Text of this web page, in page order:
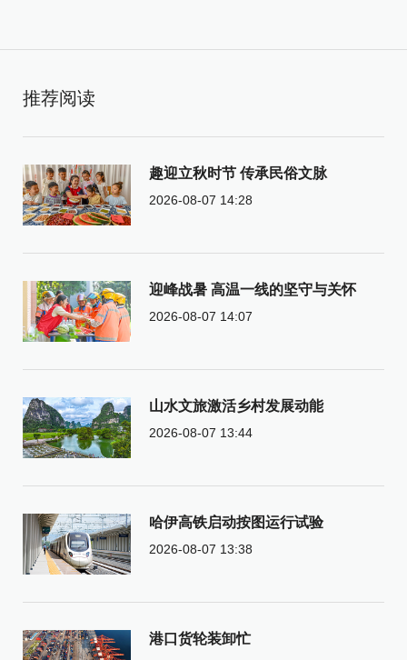
推荐阅读
趣迎立秋时节 传承民俗文脉
2026-08-07 14:28
迎峰战暑 高温一线的坚守与关怀
2026-08-07 14:07
山水文旅激活乡村发展动能
2026-08-07 13:44
哈伊高铁启动按图运行试验
2026-08-07 13:38
港口货轮装卸忙